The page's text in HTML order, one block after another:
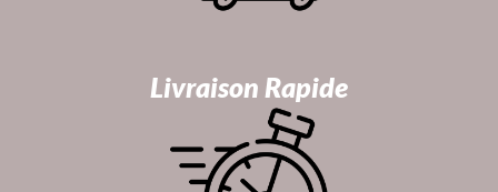
Livraison Rapide